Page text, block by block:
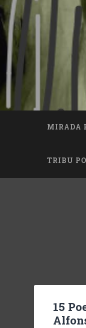
Skip
to
content
Search
MIRADA
TRIBU
15